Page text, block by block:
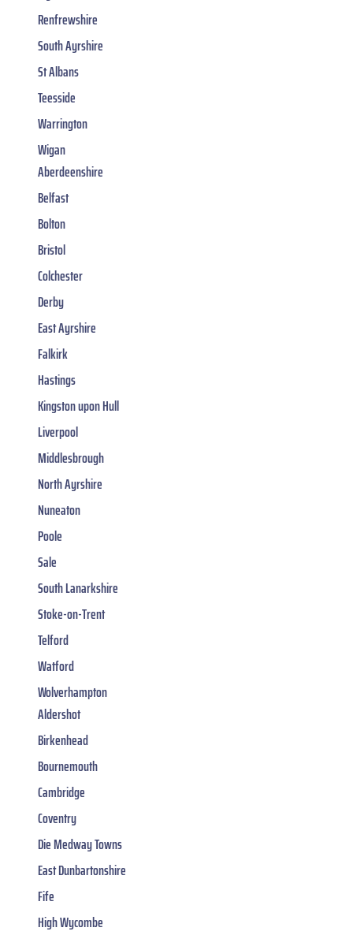
Renfrewshire
South Ayrshire
St Albans
Teesside
Warrington
Wigan
Aberdeenshire
Belfast
Bolton
Bristol
Colchester
Derby
East Ayrshire
Falkirk
Hastings
Kingston upon Hull
Liverpool
Middlesbrough
North Ayrshire
Nuneaton
Poole
Sale
South Lanarkshire
Stoke-on-Trent
Telford
Watford
Wolverhampton
Aldershot
Birkenhead
Bournemouth
Cambridge
Coventry
Die Medway Towns
East Dunbartonshire
Fife
High Wycombe